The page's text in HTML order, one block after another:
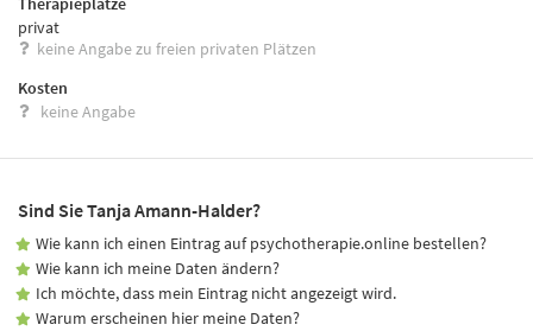
privat
keine Angabe zu freien privaten Plätzen
Kosten
keine Angabe
Sind Sie Tanja Amann-Halder?
Wie kann ich einen Eintrag auf psychotherapie.online bestellen?
Wie kann ich meine Daten ändern?
Ich möchte, dass mein Eintrag nicht angezeigt wird.
Warum erscheinen hier meine Daten?